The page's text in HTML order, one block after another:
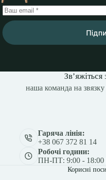
Зв’яжіться
наша команда на
Гаряча лінія:
+38 067 372 81 14
Робочі години:
ПН-ПТ: 9:00 - 18:00
Корисні